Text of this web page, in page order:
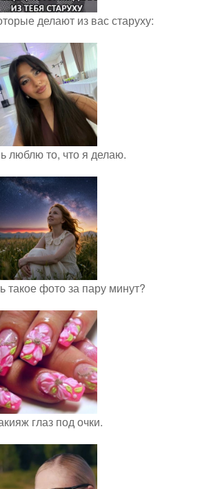
делают из вас старуху:
люблю то, что я делаю.
такое фото за пару минут?
глаз под очки.